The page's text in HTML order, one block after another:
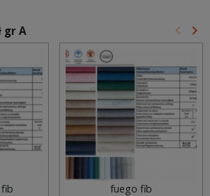
gr A keyboard_arrow_left keyboard_arrow_right
fuego fib